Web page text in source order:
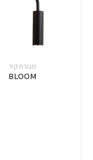
מנורת קיר
BLOOM